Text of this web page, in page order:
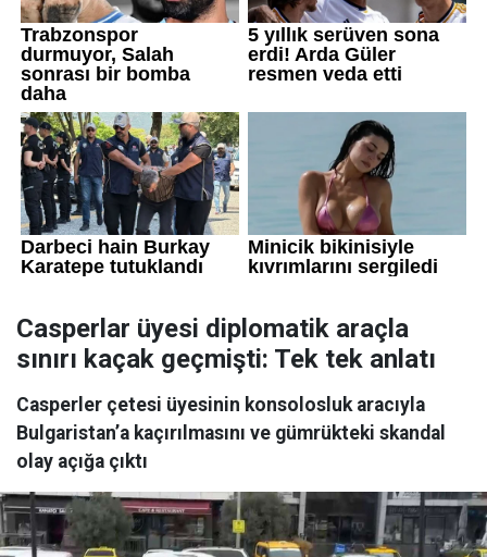
Casperlar üyesi diplomatik araçla
sınırı kaçak geçmişti: Tek tek anlatı
Casperler çetesi üyesinin konsolosluk aracıyla
Bulgaristan’a kaçırılmasını ve gümrükteki skandal
olay açığa çıktı